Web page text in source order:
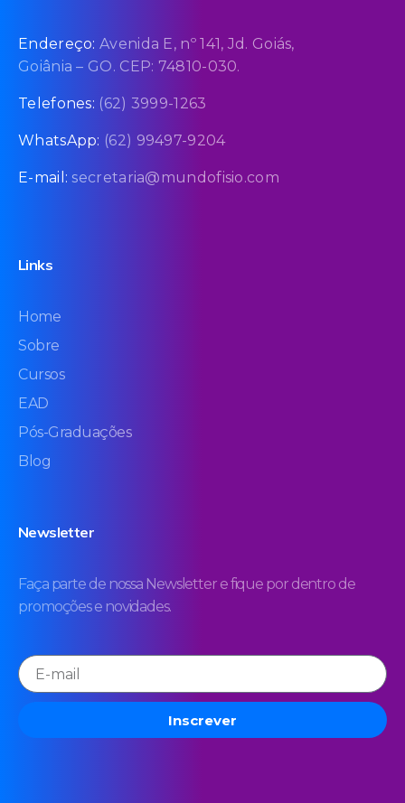
Endereço:Avenida E, nº 141, Jd. Goiás,
Goiânia – GO. CEP: 74810-030.
Telefones: (62) 3999-1263
WhatsApp: (62) 99497-9204
E-mail: secretaria@mundofisio.com
Links
Home
Sobre
Cursos
EAD
Pós-Graduações
Blog
Newsletter
Faça parte de nossa Newsletter e fique por dentro de
promoções e novidades.
Inscrever